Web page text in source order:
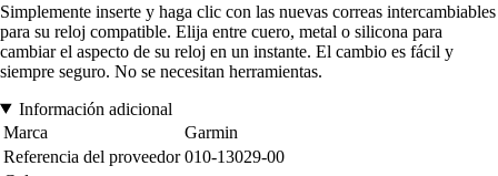
Simplemente inserte y haga clic con las nuevas correas intercambiables
para su reloj compatible. Elija entre cuero, metal o silicona para
cambiar el aspecto de su reloj en un instante. El cambio es fácil y
siempre seguro. No se necesitan herramientas.
Información adicional
Marca
Garmin
Referencia del proveedor 010-13029-00